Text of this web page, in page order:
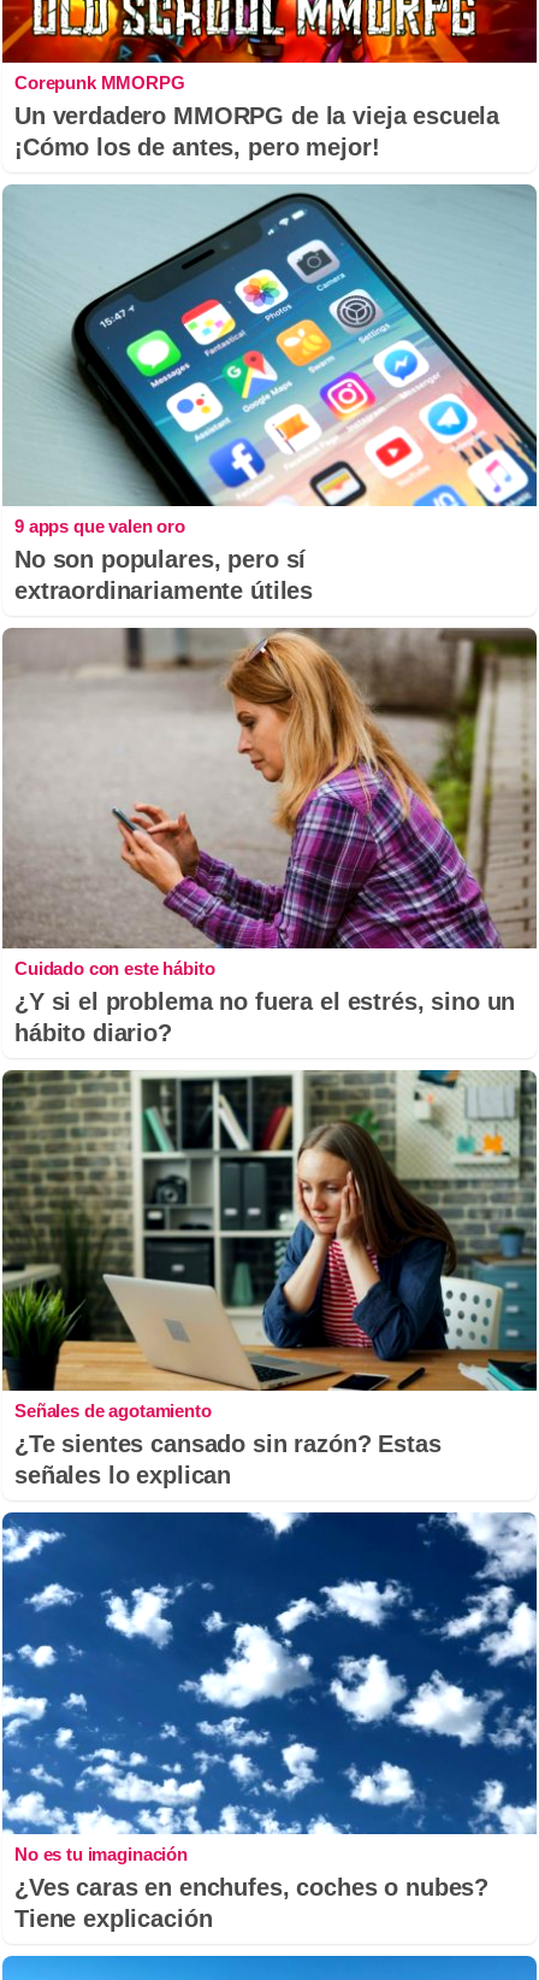
Corepunk MMORPG
Un verdadero MMORPG de la vieja escuela
¡Cómo los de antes, pero mejor!
9 apps que valen oro
No son populares, pero sí
extraordinariamente útiles
Cuidado con este hábito
¿Y si el problema no fuera el estrés, sino un
hábito diario?
Señales de agotamiento
¿Te sientes cansado sin razón? Estas
señales lo explican
No es tu imaginación
¿Ves caras en enchufes, coches o nubes?
Tiene explicación